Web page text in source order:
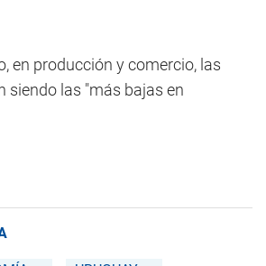
en producción y comercio, las
siendo las "más bajas en